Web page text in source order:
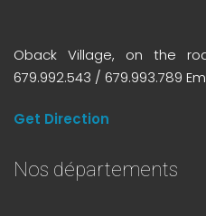
Oback Village, on the
679.992.543 / 679.993.789
Get Direction
Nos départements